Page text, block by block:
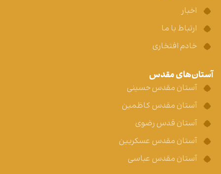
اخبار
ارتباط با ما
خادم افتخاری
آستان‌های مقدس
آستان مقدس حسینی
آستان مقدس کاظمین
آستان قدس رضوی
آستان مقدس عسکریین
آستان مقدس عباسی